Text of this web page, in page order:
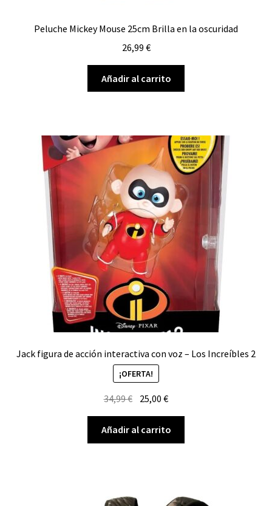
Peluche Mickey Mouse 25cm Brilla en la oscuridad
26,99 €
Añadir al carrito
Jack figura de acción interactiva con voz – Los Increíbles 2
¡OFERTA!
34,99€ El
precio
original
era:
25,00€El
precio
actual
es:
Añadir al carrito